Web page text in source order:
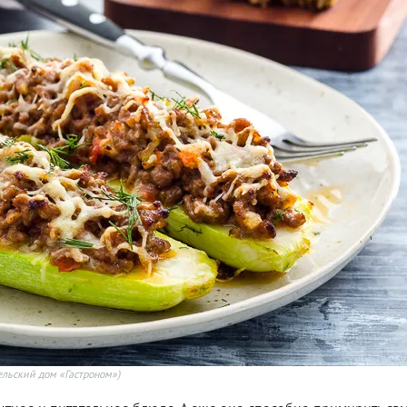
дом «Гастроном»)